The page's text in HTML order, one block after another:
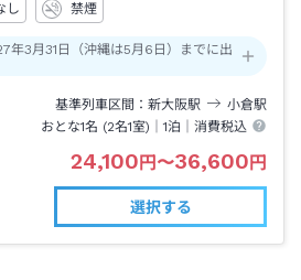
し 禁煙
3月31日（沖縄は5月6日）までに出
基準列車区間 新大阪駅 小倉駅
おとな1名 (2名1室)｜1泊 ｜消費税込
24,100 円 〜36,600 円
選択する